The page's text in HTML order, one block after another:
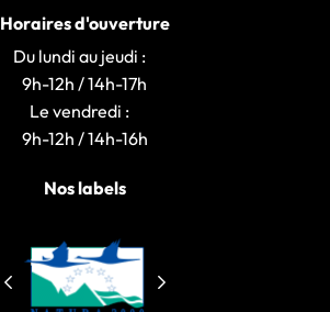
Horaires d'ouverture
Du lundi au jeudi :
9h-12h / 14h-17h
Le vendredi :
9h-12h / 14h-16h
Nos labels